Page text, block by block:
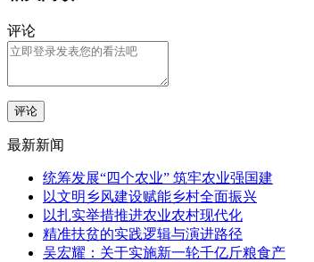
评论
评论
最新新闻
统筹发展“四个农业” 筑牢农业强国建
以文明乡风建设赋能乡村全面振兴
以扎实举措推进农业农村现代化
精准扶贫的实践逻辑与演进路径
吴宏耀：关于实施新一轮千亿斤粮食产